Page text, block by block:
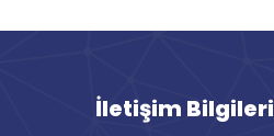
İletişim Bilgileri